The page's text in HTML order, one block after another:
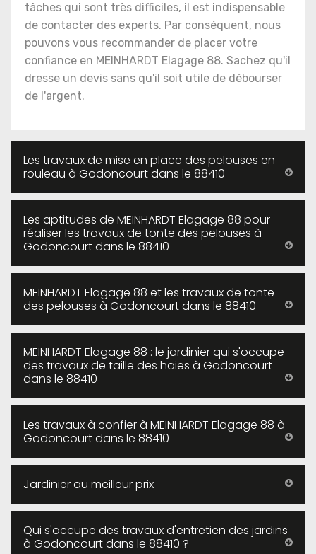
tâches qui sont très difficiles, il est indispensable
de contacter des experts. Par conséquent, nous
pouvons vous recommander de placer votre
confiance en MEINHARDT Elagage 88. Sachez qu'il
dresse un devis sans qu'il soit utile de débourser
de l'argent.
Les travaux de mise en place des pelouses en
rouleau à Godoncourt dans le 88410
Les aptitudes de MEINHARDT Elagage 88 pour
réaliser les travaux de tonte des pelouses à
Godoncourt dans le 88410
MEINHARDT Elagage 88 et les travaux de tonte
des pelouses à Godoncourt dans le 88410
MEINHARDT Elagage 88 : le jardinier qui s'occupe
des travaux de taille des haies à Godoncourt
dans le 88410
Les travaux à confier à MEINHARDT Elagage 88 à
Godoncourt dans le 88410
Jardinier au meilleur prix
Qui s'occupe des travaux d'entretien des jardins
à Godoncourt dans le 88410 ?